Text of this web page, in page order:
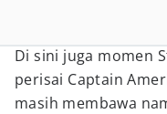
Di sini juga momen
perisai Captain
masih membawa